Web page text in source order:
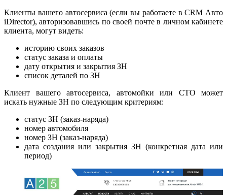
Клиенты вашего автосервиса (если вы работаете в CRM Авто
iDirector), авторизовавшиcь по своей почте в личном кабинете
клиента, могут видеть:
историю своих заказов
статус заказа и оплаты
дату открытия и закрытия ЗН
список деталей по ЗН
Клиент вашего автосервиса, автомойки или СТО может
искать нужные ЗН по следующим критериям:
статус ЗН (заказ-наряда)
номер автомобиля
номер ЗН (заказ-наряда)
дата создания или закрытия ЗН (конкретная дата или
период)